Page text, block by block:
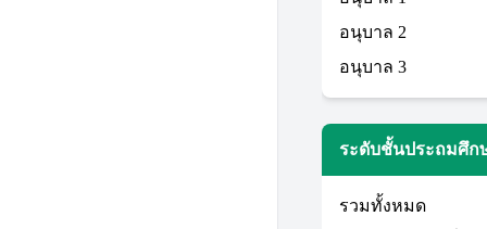
อนุบาล 2
อนุบาล 3
ระดับชั้นประถมศึก
รวมทั้งหมด